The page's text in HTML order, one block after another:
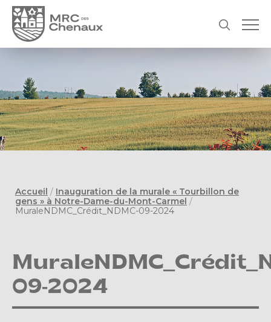
Accueil / Inauguration de la murale « Tourbillon de
gens » à Notre-Dame-du-Mont-Carmel /
MuraleNDMC_Crédit_NDMC-09-2024
09-2024